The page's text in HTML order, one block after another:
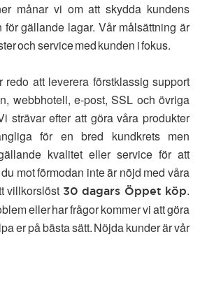
månar vi om att skydda kundens
för gällande lagar. Vår målsättning är
och service med kunden i fokus.
redo att leverera förstklassig support
webbhotell, e-post, SSL och övriga
strävar efter att göra våra produkter
för en bred kundkrets men
kvalitet eller service för att
mot förmodan inte är nöjd med våra
villkorslöst 30 dagars Öppet köp.
eller har frågor kommer vi att göra
er på bästa sätt. Nöjda kunder är vår